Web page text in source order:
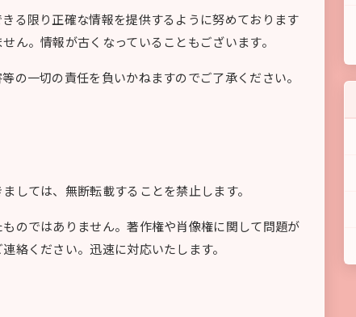
る限り正確な情報を提供するように努めております
ん。情報が古くなっていることもございます。
の一切の責任を負いかねますのでご了承ください。
しては、無断転載することを禁止します。
のではありません。著作権や肖像権に関して問題が
絡ください。迅速に対応いたします。